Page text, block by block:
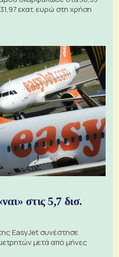
εκατ. ευρώ στη χρήση
στις 5,7 δισ.
EasyJet συνέστησε
μετά από μήνες